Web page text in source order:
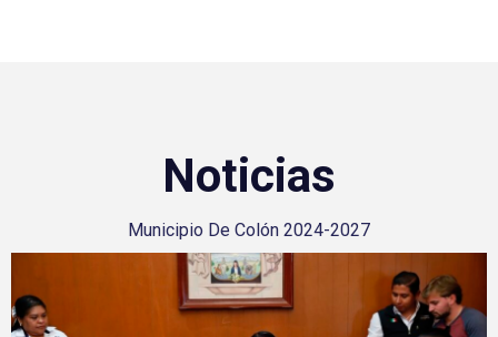
Noticias
Municipio De Colón 2024-2027